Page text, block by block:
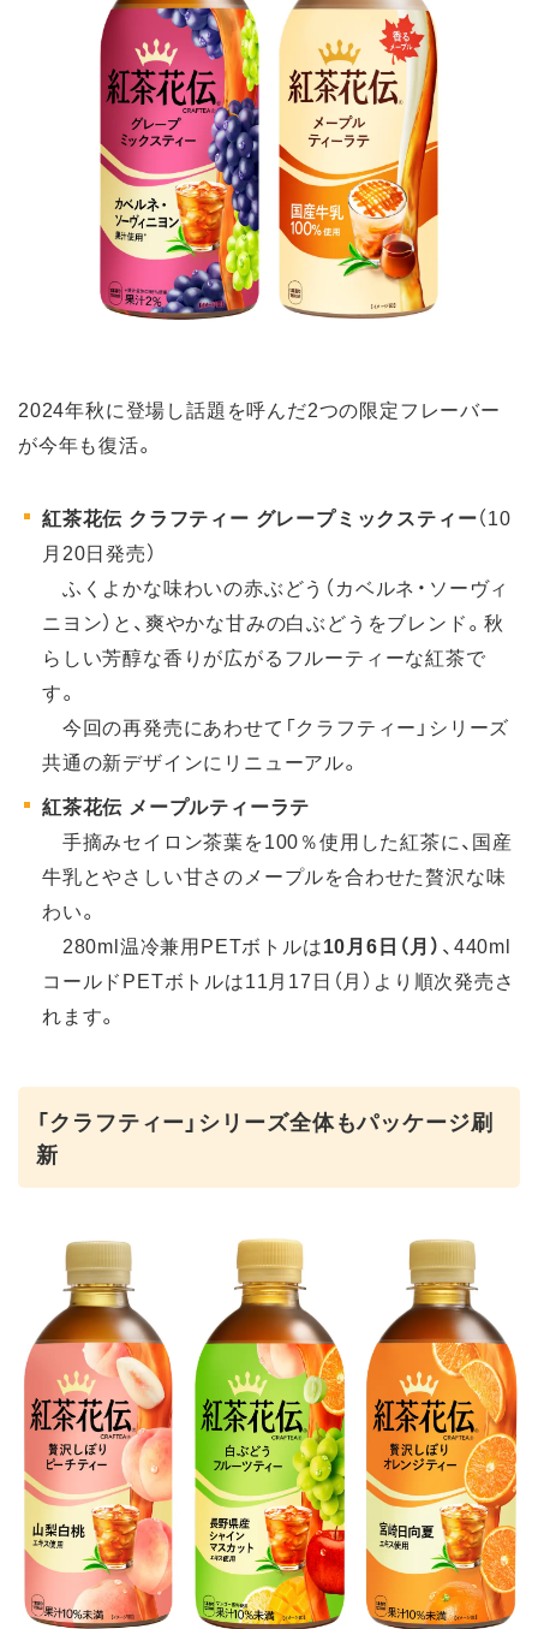
2024年秋に登場し話題を呼んだ2つの限定フレーバー
が今年も復活。
紅茶花伝 クラフティー グレープミックスティー（10
月20日発売）
ふくよかな味わいの赤ぶどう（カベルネ・ソーヴィ
ニヨン）と、爽やかな甘みの白ぶどうをブレンド。秋
らしい芳醇な香りが広がるフルーティーな紅茶で
す。
今回の再発売にあわせて「クラフティー」シリーズ
共通の新デザインにリニューアル。
紅茶花伝 メープルティーラテ
手摘みセイロン茶葉を100％使用した紅茶に、国産
牛乳とやさしい甘さのメープルを合わせた贅沢な味
わい。
280ml温冷兼用PETボトルは10月6日（月） 、440ml
コールドPETボトルは11月17日（月）より順次発売さ
れます。
「クラフティー」シリーズ全体もパッケージ刷
新